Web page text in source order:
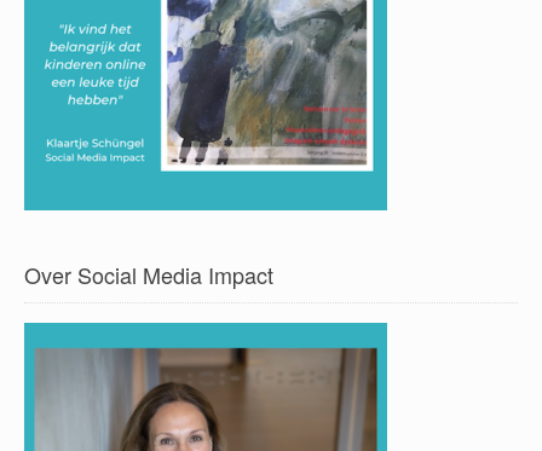
Over Social Media Impact